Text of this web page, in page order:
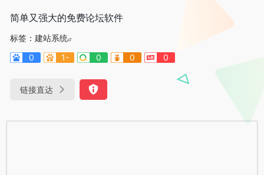
简单又强大的免费论坛软件
标签： 建站系统
0
1- 0 0 0
链接直达